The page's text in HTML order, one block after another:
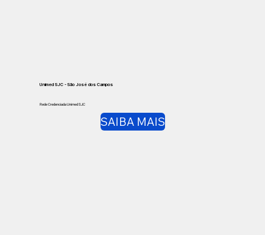
Unimed SJC - São José dos Campos
Rede Credenciada Unimed SJC
SAIBA MAIS